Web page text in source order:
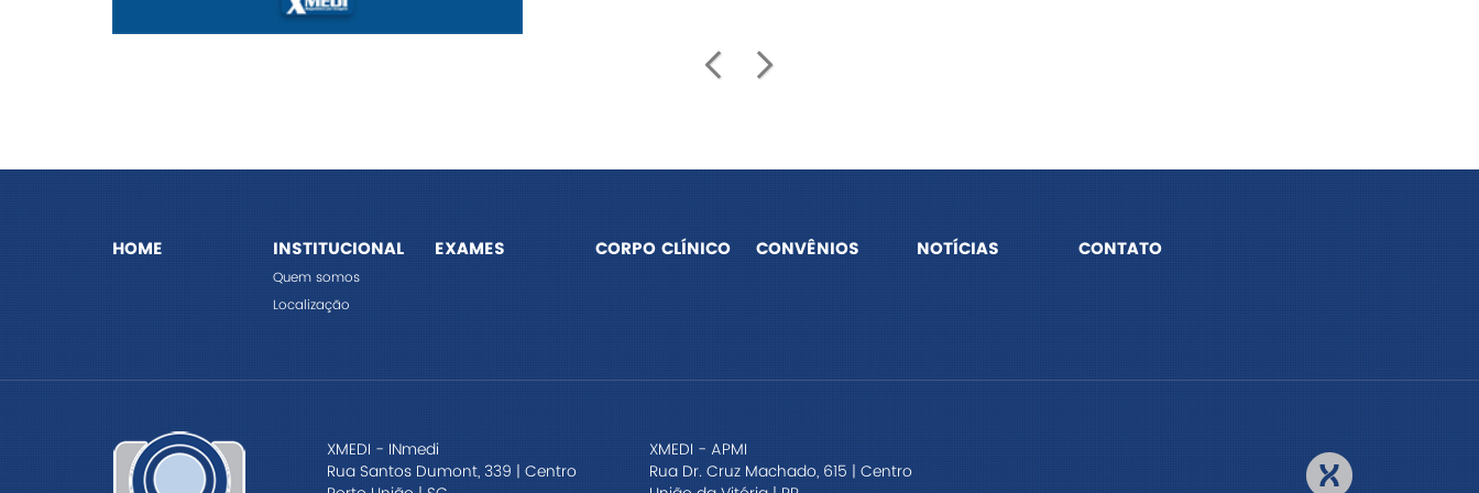
prev next
HOME INSTITUCIONAL
Quem somos
Localização
EXAMES CORPO CLÍNICO CONVÊNIOS NOTÍCIAS CONTATO
XMEDI - INmedi
Rua Santos Dumont, 339 | Centro
XMEDI - APMI
Rua Dr. Cruz Machado, 615 | Centro